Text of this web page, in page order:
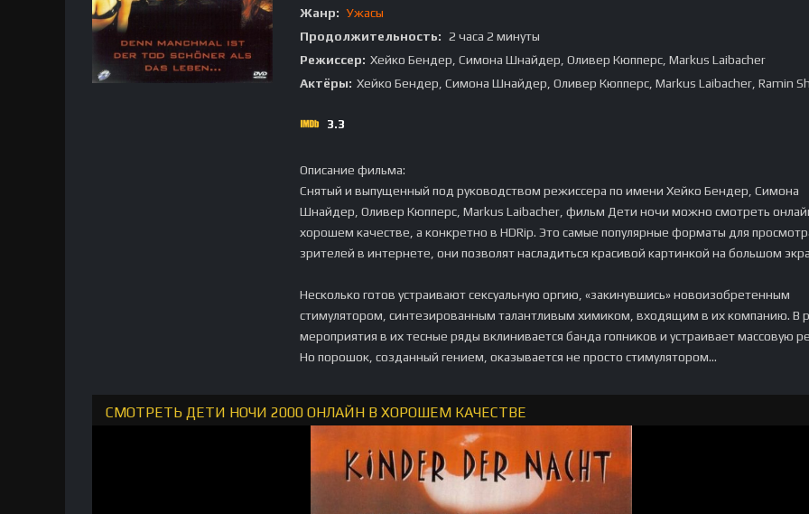
Жанр: Ужасы
Продолжительность: 2 часа 2 минуты
Режиссер: Хейко Бендер, Симона Шнайдер, Оливер Кюпперс, Markus Laibacher
Актёры: Хейко Бендер, Симона Шнайдер, Оливер Кюпперс, Markus Laibacher, Ramin
3.3
Описание фильма:
Снятый и выпущенный под руководством режиссера по имени Хейко Бендер, Симона
Шнайдер, Оливер Кюпперс, Markus Laibacher, фильм Дети ночи можно смотреть
хорошем качестве, а конкретно в HDRip. Это самые популярные форматы для
зрителей в интернете, они позволят насладиться красивой картинкой на большом
Несколько готов устраивают сексуальную оргию, «закинувшись» новоизобретенным
стимулятором, синтезированным талантливым химиком, входящим в их компанию. В
мероприятия в их тесные ряды вклинивается банда гопников и устраивает массовую
Но порошок, созданный гением, оказывается не просто стимулятором...
СМОТРЕТЬ ДЕТИ НОЧИ 2000 ОНЛАЙН В ХОРОШЕМ КАЧЕСТВЕ